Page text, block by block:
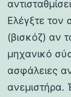
Ελέγξτε τον
(βισκόζ) αν
μηχανικό
ασφάλειες
ανεμιστήρα.